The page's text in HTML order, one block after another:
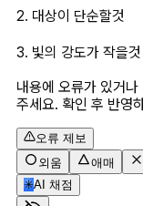
2. 대상이 단순할것
3. 빛의 강도가 작을것
내용에 오류가 있거나
주세요. 확인 후 반영
오류 제보
외움
애매
✳AI 채점